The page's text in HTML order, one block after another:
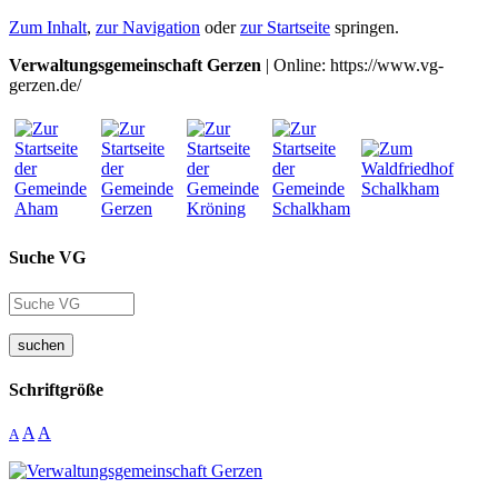
Zum Inhalt, zur Navigation oderzur Startseite springen.
Verwaltungsgemeinschaft Gerzen | Online: https://www.vg-
gerzen.de/
Suche VG
suchen
Schriftgröße
A A A